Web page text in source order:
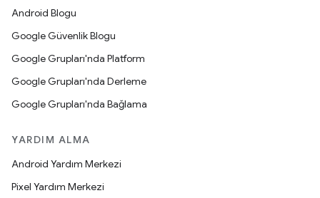
Android Blogu
Google Güvenlik Blogu
Google Grupları'nda Platform
Google Grupları'nda Derleme
Google Grupları'nda Bağlama
YARDIM ALMA
Android Yardım Merkezi
Pixel Yardım Merkezi